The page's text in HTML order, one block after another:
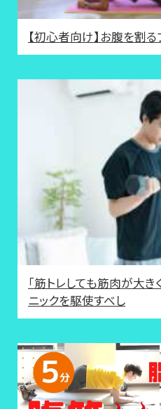
【初心者向け】お腹を割る
「筋トレしても筋肉が大
ニックを駆使すべし